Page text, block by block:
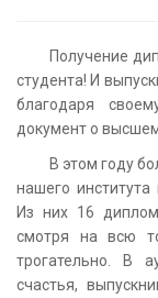
Получение
студента! И
благодаря
документ о
В этом году
нашего
Из них 16
смотря на всю
трогательно. В
счастья,